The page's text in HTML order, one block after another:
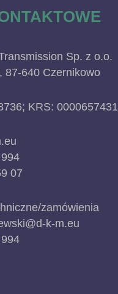
Sp. z o.o.
87-640 Czernikowo
KRS: 0000657431
07
zamówienia
k-m.eu